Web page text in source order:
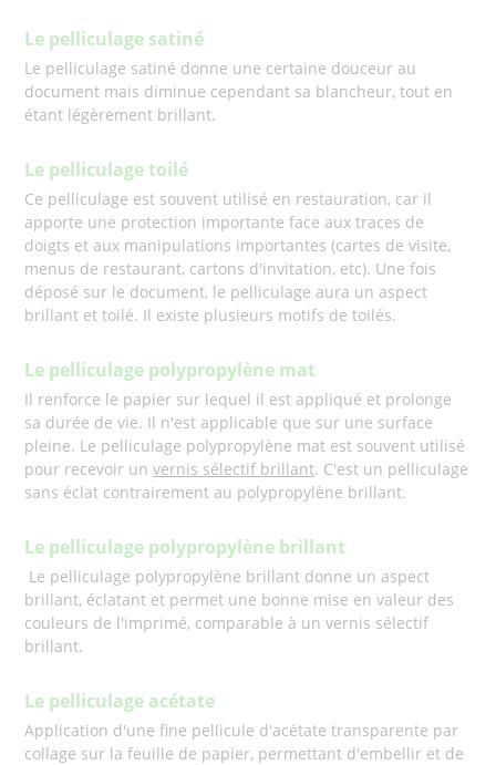
Le pelliculage satiné
Le pelliculage satiné donne une certaine douceur au
document mais diminue cependant sa blancheur, tout en
étant légèrement brillant.
Le pelliculage toilé
Ce pelliculage est souvent utilisé en restauration, car il
apporte une protection importante face aux traces de
doigts et aux manipulations importantes (cartes de visite,
menus de restaurant, cartons d'invitation, etc). Une fois
déposé sur le document, le pelliculage aura un aspect
brillant et toilé. Il existe plusieurs motifs de toilés.
Le pelliculage polypropylène mat
Il renforce le papier sur lequel il est appliqué et prolonge
sa durée de vie. Il n'est applicable que sur une surface
pleine. Le pelliculage polypropylène mat est souvent utilisé
pour recevoir unvernis sélectif brillant. C'est un pelliculage
sans éclat contrairement au polypropylène brillant.
Le pelliculage polypropylène brillant
Le pelliculage polypropylène brillant donne un aspect
brillant, éclatant et permet une bonne mise en valeur des
couleurs de l'imprimé, comparable à un vernis sélectif
brillant.
Le pelliculage acétate
Application d'une fine pellicule d'acétate transparente par
collage sur la feuille de papier, permettant d'embellir et de